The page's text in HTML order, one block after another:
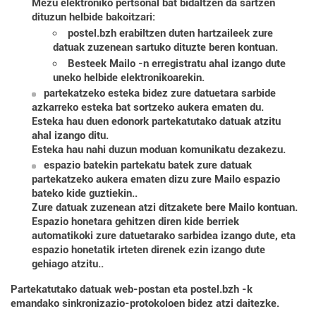
Mezu elektroniko pertsonal bat bidaltzen da sartzen
dituzun helbide bakoitzari:
postel.bzh erabiltzen duten hartzaileek zure
datuak zuzenean sartuko dituzte beren kontuan.
Besteek Mailo -n erregistratu ahal izango dute
uneko helbide elektronikoarekin.
partekatzeko esteka bidez zure datuetara sarbide
azkarreko esteka bat sortzeko aukera ematen du.
Esteka hau duen edonork partekatutako datuak atzitu
ahal izango ditu.
Esteka hau nahi duzun moduan komunikatu dezakezu.
espazio batekin partekatu batek zure datuak
partekatzeko aukera ematen dizu zure Mailo espazio
bateko kide guztiekin..
Zure datuak zuzenean atzi ditzakete bere Mailo kontuan.
Espazio honetara gehitzen diren kide berriek
automatikoki zure datuetarako sarbidea izango dute, eta
espazio honetatik irteten direnek ezin izango dute
gehiago atzitu..
Partekatutako datuak web-postan eta postel.bzh -k
emandako sinkronizazio-protokoloen bidez atzi daitezke.